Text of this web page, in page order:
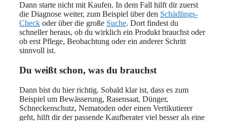
Dann starte nicht mit Kaufen. In dem Fall hilft dir zuerst
die Diagnose weiter, zum Beispiel über den Schädlings-
Check oder über die große Suche. Dort findest du
schneller heraus, ob du wirklich ein Produkt brauchst oder
ob erst Pflege, Beobachtung oder ein anderer Schritt
sinnvoll ist.
Du weißt schon, was du brauchst
Dann bist du hier richtig. Sobald klar ist, dass es zum
Beispiel um Bewässerung, Rasensaat, Dünger,
Schneckenschutz, Nematoden oder einen Vertikutierer
geht, hilft dir der passende Kaufberater viel besser als eine